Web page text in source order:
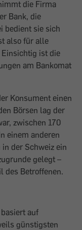
die Firma
Bank, die
bedient sie sich
also für alle
ist die
am Bankomat
Konsument einen
Börsen lag der
zwischen 170
einem anderen
der Schweiz ein
gelegt –
des Betroffenen.
auf
günstigsten